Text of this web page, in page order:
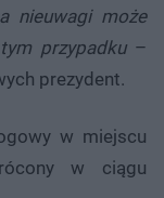
nieuwagi może
przypadku–
prezydent.
w miejscu
w ciągu